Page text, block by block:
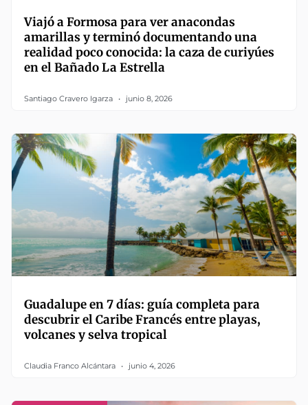
Viajó a Formosa para ver anacondas
amarillas y terminó documentando una
realidad poco conocida: la caza de curiyúes
en el Bañado La Estrella
Santiago Cravero Igarza junio 8, 2026
Guadalupe en 7 días: guía completa para
descubrir el Caribe Francés entre playas,
volcanes y selva tropical
Claudia Franco Alcántara junio 4, 2026